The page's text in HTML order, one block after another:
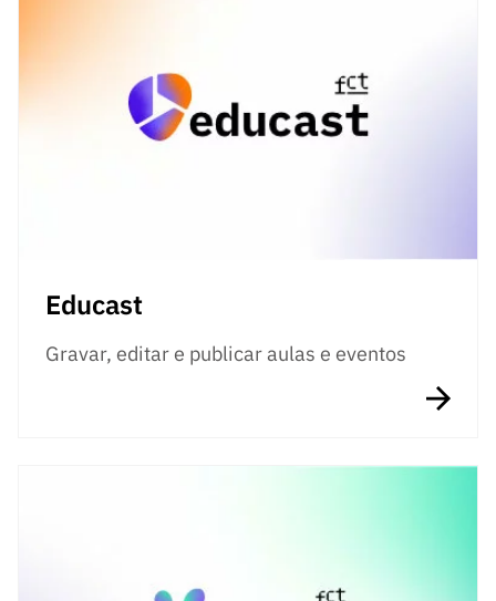
Educast
Gravar, editar e publicar aulas e eventos